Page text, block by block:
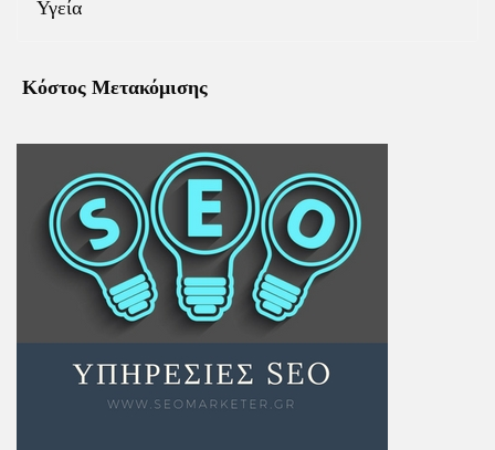
Υγεία
Κόστος Μετακόμισης